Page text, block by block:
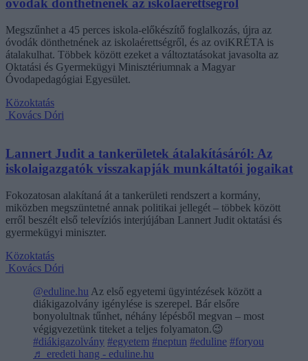
óvodák dönthetnének az iskolaérettségről
Megszűnhet a 45 perces iskola-előkészítő foglalkozás, újra az
óvodák dönthetnének az iskolaérettségről, és az oviKRÉTA is
átalakulhat. Többek között ezeket a változtatásokat javasolta az
Oktatási és Gyermekügyi Minisztériumnak a Magyar
Óvodapedagógiai Egyesület.
Közoktatás
Kovács Dóri
Lannert Judit a tankerületek átalakításáról: Az
iskolaigazgatók visszakapják munkáltatói jogaikat
Fokozatosan alakítaná át a tankerületi rendszert a kormány,
miközben megszüntetné annak politikai jellegét – többek között
erről beszélt első televíziós interjújában Lannert Judit oktatási és
gyermekügyi miniszter.
Közoktatás
Kovács Dóri
@eduline.hu Az első egyetemi ügyintézések között a
diákigazolvány igénylése is szerepel. Bár elsőre
bonyolultnak tűnhet, néhány lépésből megvan – most
végigvezetünk titeket a teljes folyamaton.😉
#diákigazolvány #egyetem #neptun #eduline #foryou
♬ eredeti hang - eduline.hu